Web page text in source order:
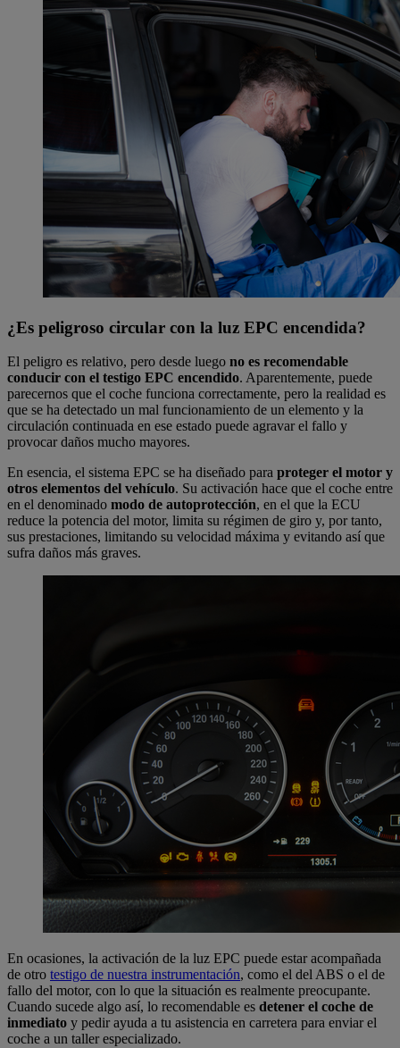
¿Es peligroso circular con la luz EPC encendida?
El peligro es relativo, pero desde luego no es recomendable
conducir con el testigo EPC encendido. Aparentemente, puede
parecernos que el coche funciona correctamente, pero la realidad es
que se ha detectado un mal funcionamiento de un elemento y la
circulación continuada en ese estado puede agravar el fallo y
provocar daños mucho mayores.
En esencia, el sistema EPC se ha diseñado para proteger el motor y
otros elementos del vehículo. Su activación hace que el coche entre
en el denominado modo de autoprotección, en el que la ECU
reduce la potencia del motor, limita su régimen de giro y, por tanto,
sus prestaciones, limitando su velocidad máxima y evitando así que
sufra daños más graves.
En ocasiones, la activación de la luz EPC puede estar acompañada
de otro testigo de nuestra instrumentación, como el del ABS o el de
fallo del motor, con lo que la situación es realmente preocupante.
Cuando sucede algo así, lo recomendable es detener el coche de
inmediato y pedir ayuda a tu asistencia en carretera para enviar el
coche a un taller especializado.